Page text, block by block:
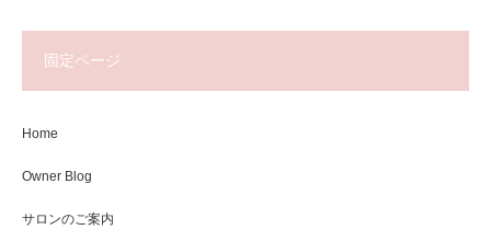
固定ページ
Home
Owner Blog
サロンのご案内